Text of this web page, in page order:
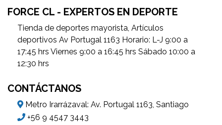
FORCE CL - EXPERTOS EN DEPORTE
Tienda de deportes mayorista, Artículos
deportivos Av Portugal 1163 Horario: L-J 9:00 a
17:45 hrs Viernes 9:00 a 16:45 hrs Sábado 10:00 a
12:30 hrs
CONTÁCTANOS
Metro Irarrázaval: Av. Portugal 1163, Santiago
+56 9 4547 3443